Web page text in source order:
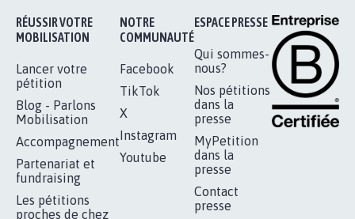
RÉUSSIR VOTRE
MOBILISATION
Lancer votre
pétition
Blog - Parlons
Mobilisation
Accompagnement
Partenariat et
fundraising
Les pétitions
proches de chez
NOTRE
COMMUNAUTÉ
Facebook
TikTok
X
Instagram
Youtube
ESPACE PRESSE
Qui sommes-
nous?
Nos pétitions
dans la
presse
MyPetition
dans la
presse
Contact
presse